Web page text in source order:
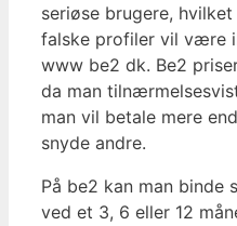
seriøse brugere,
falske profiler vil være
www be2 dk. Be2
da man
man vil betale mere
snyde andre.
På be2 kan man binde
ved et 3, 6 eller 12